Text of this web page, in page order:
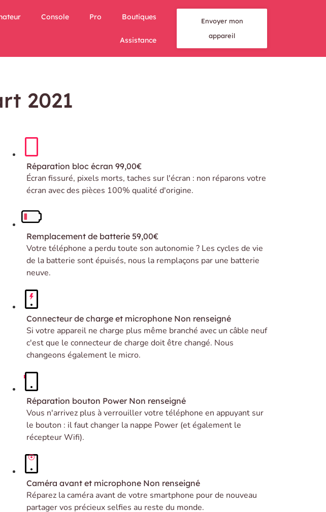
Console Pro Boutiques
Assistance
Envoyer mon
appareil
2021
Réparation bloc écran 99,00€
Écran fissuré, pixels morts, taches sur l'écran : non réparons votre
écran avec des pièces 100% qualité d'origine.
Remplacement de batterie 59,00€
Votre téléphone a perdu toute son autonomie ? Les cycles de vie
de la batterie sont épuisés, nous la remplaçons par une batterie
neuve.
Connecteur de charge et microphone Non renseigné
Si votre appareil ne charge plus même branché avec un câble neuf
c'est que le connecteur de charge doit être changé. Nous
changeons également le micro.
Réparation bouton Power Non renseigné
Vous n'arrivez plus à verrouiller votre téléphone en appuyant sur
le bouton : il faut changer la nappe Power (et également le
récepteur Wifi).
Caméra avant et microphone Non renseigné
Réparez la caméra avant de votre smartphone pour de nouveau
partager vos précieux selfies au reste du monde.